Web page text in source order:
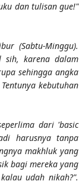
dan tulisan gue!"
(Sabtu-Minggu).
sih, karena dalam
sehingga angka
kebutuhan
dari 'basic
harusnya tanpa
makhluk yang
bagi mereka yang
udah nikah?".